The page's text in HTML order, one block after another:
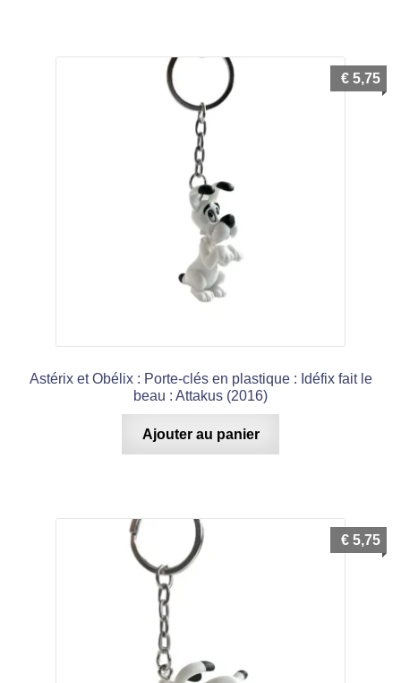
Astérix et Obélix : Porte-clés en plastique : Idéfix fait le
beau : Attakus (2016)
€ 5,75
Ajouter au panier
€ 5,75